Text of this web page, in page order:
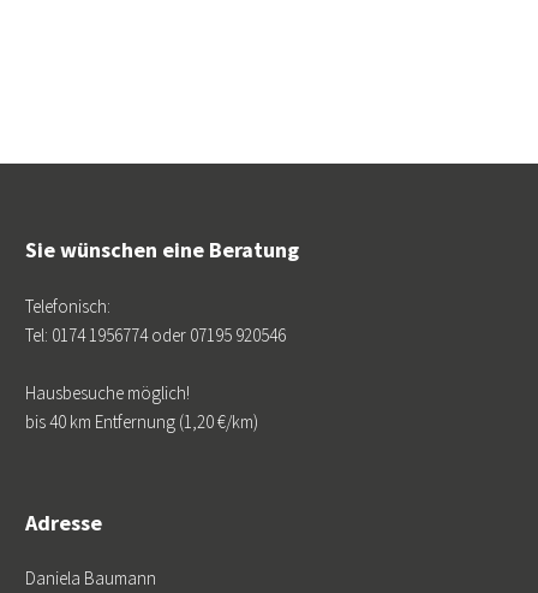
Sie wünschen eine Beratung
Telefonisch:
Tel: 0174 1956774 oder 07195 920546
Hausbesuche möglich!
bis 40 km Entfernung (1,20 €/km)
Adresse
Daniela Baumann